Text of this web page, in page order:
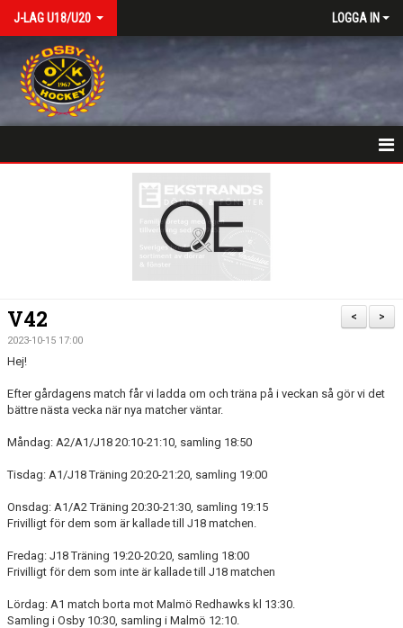
J-LAG U18/U20 LOGGA IN
TRUPPEN
DOKUMENT
KONTAKT
>
<
V42
2023-10-15 17:00
Hej!
Efter gårdagens match får vi ladda om och träna på i veckan så gör vi det
bättre nästa vecka när nya matcher väntar.
Måndag: A2/A1/J18 20:10-21:10, samling 18:50
Tisdag: A1/J18 Träning 20:20-21:20, samling 19:00
Onsdag: A1/A2 Träning 20:30-21:30, samling 19:15
Frivilligt för dem som är kallade till J18 matchen.
Fredag: J18 Träning 19:20-20:20, samling 18:00
Frivilligt för dem som inte är kallade till J18 matchen
Lördag: A1 match borta mot Malmö Redhawks kl 13:30.
Samling i Osby 10:30, samling i Malmö 12:10.